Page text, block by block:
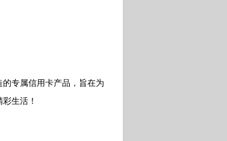
专属信用卡产品，旨在为
生活！